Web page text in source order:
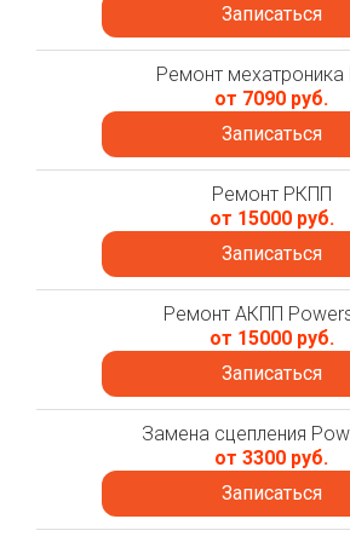
Записаться
Ремонт мехатроника
от 7090 руб.
Записаться
Ремонт РКПП
от 15000 руб.
Записаться
Ремонт АКПП
от 15000 руб.
Записаться
Замена сцепления
от 3300 руб.
Записаться